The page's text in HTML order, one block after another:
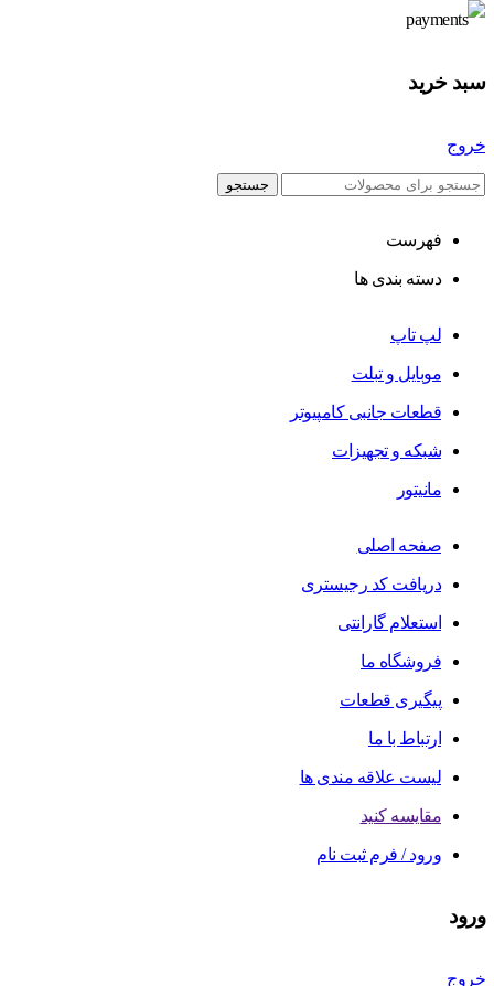
سبد خرید
خروج
جستجو
فهرست
دسته بندی ها
لپ تاپ
موبایل و تبلت
قطعات جانبی کامپیوتر
شبکه و تجهیزات
مانیتور
صفحه اصلی
دریافت کد رجیستری
استعلام گارانتی
فروشگاه ما
پیگیری قطعات
ارتباط با ما
لیست علاقه مندی ها
مقایسه کنید
ورود / فرم ثبت نام
ورود
خروج